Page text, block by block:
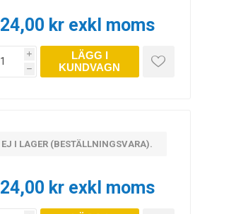
24,00 kr exkl moms
i
h
LÄGG I
KUNDVAGN
EJ I LAGER (BESTÄLLNINGSVARA).
24,00 kr exkl moms